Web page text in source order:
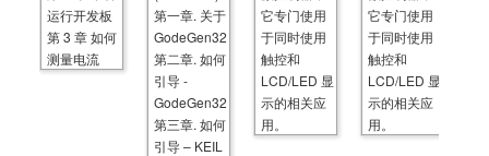
t
L
o
w
运行开发板
第 3 章 如何
测量电流
H
o
w
to
G
ui
d
e
wi
第一章. 关于
GodeGen32
第二章. 如何
引导 -
GodeGen32
第三章. 如何
引导 – KEIL
o
(A
3
1
T
2
1
2
它专门使用
于同时使用
触控和
LCD/LED 显
示的相关应
用。
o
(T
o
u
c
h
lib
ry
它专门使用
于同时使用
触控和
LCD/LED 显
示的相关应
用。